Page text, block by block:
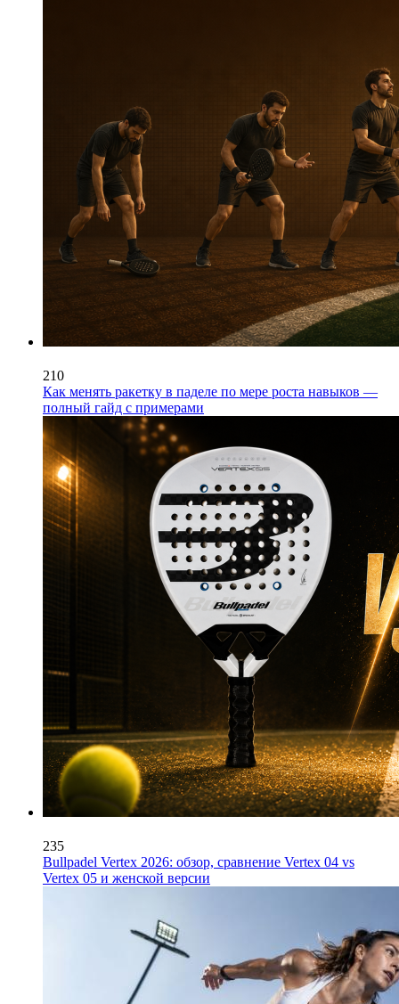
210
Как менять ракетку в паделе по мере роста навыков —
полный гайд с примерами
235
Bullpadel Vertex 2026: обзор, сравнение Vertex 04 vs
Vertex 05 и женской версии